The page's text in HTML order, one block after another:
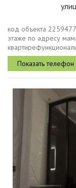
код объекта
этаже по адресу
просторная кухня
комнаты, раздельный